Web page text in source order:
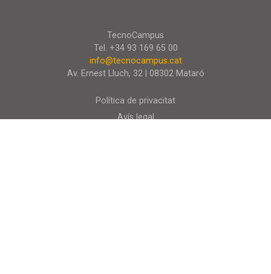
TecnoCampus
Tel. +34 93 169 65 00
info@tecnocampus.cat
Av. Ernest Lluch, 32 | 08302 Mataró
Política de privacitat
Avís legal